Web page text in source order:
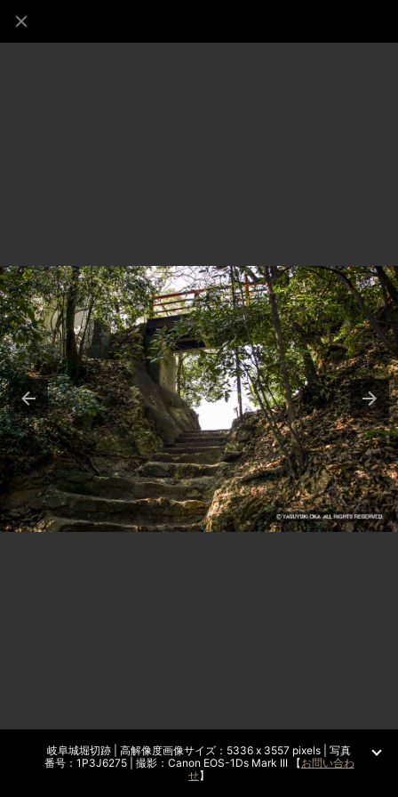
岐阜城堀切跡 | 高解像度画像サイズ：5336 x 3557 pixels | 写真
番号：1P3J6275 | 撮影：Canon EOS-1Ds Mark III 【お問い合わ
せ】